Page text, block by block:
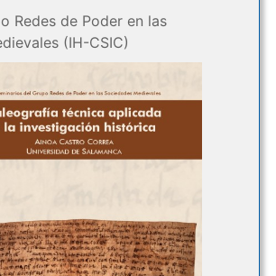
Redes de Poder en las
(IH-CSIC)